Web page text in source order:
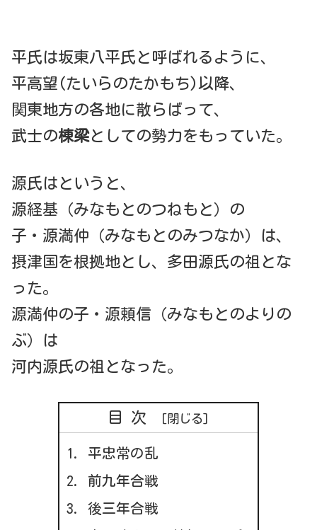
平氏は坂東八平氏と呼ばれるように、
平高望(たいらのたかもち)以降、
関東地方の各地に散らばって、
武士の棟梁としての勢力をもっていた。
源氏はというと、
源経基（みなもとのつねもと）の
子・源満仲（みなもとのみつなか）は、
摂津国を根拠地とし、多田源氏の祖とな
った。
源満仲の子・源頼信（みなもとのよりの
ぶ）は
河内源氏の祖となった。
目次
平忠常の乱
前九年合戦
後三年合戦